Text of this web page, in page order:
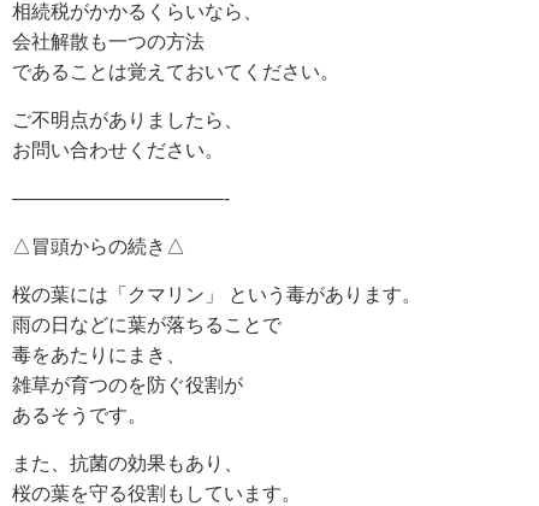
相続税がかかるくらいなら、
会社解散も一つの方法
であることは覚えておいてください。
ご不明点がありましたら、
お問い合わせください。
———————————-
△冒頭からの続き△
桜の葉には「クマリン」 という毒があります。
雨の日などに葉が落ちることで
毒をあたりにまき、
雑草が育つのを防ぐ役割が
あるそうです。
また、抗菌の効果もあり、
桜の葉を守る役割もしています。